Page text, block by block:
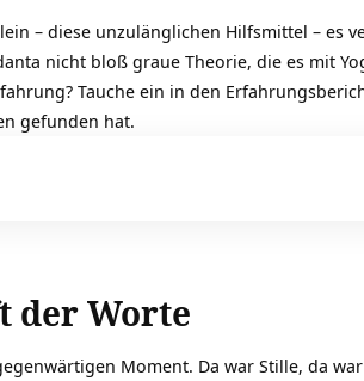
– diese unzulänglichen Hilfsmittel – es
nicht bloß graue Theorie, die es mit
Tauche ein in den
gefunden hat.
der Worte
Moment. Da war Stille, da